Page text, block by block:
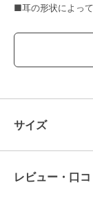
■耳の形状によっ
商品カテゴリ
性別タイプ
カラー
サイズ
レビュー・口コ